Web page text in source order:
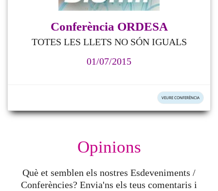
Conferència ORDESA
TOTES LES LLETS NO SÓN IGUALS
01/07/2015
VEURE CONFERÈNCIA
Opinions
Què et semblen els nostres Esdeveniments /
Conferències? Envia'ns els teus comentaris i